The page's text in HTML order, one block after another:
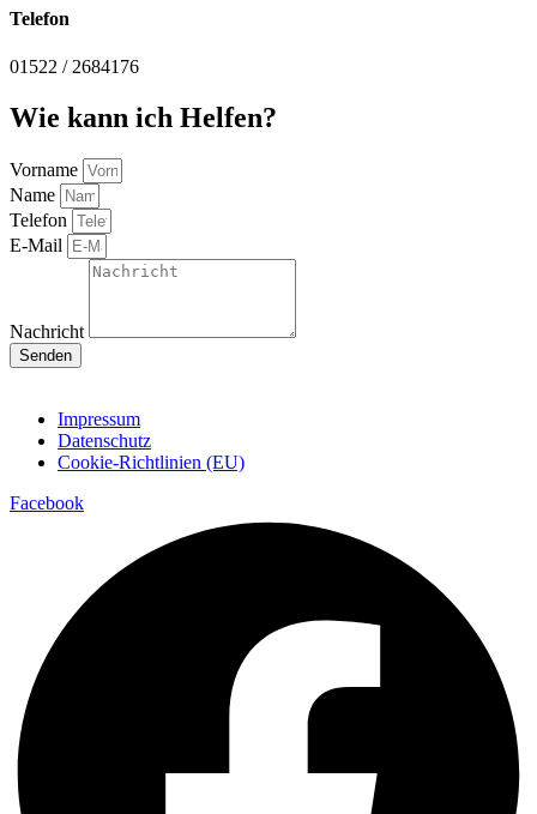
Telefon
01522 / 2684176
Wie kann ich Helfen?
Vorname
Name
Telefon
E-Mail
Nachricht
Senden
Impressum
Datenschutz
Cookie-Richtlinien (EU)
Facebook